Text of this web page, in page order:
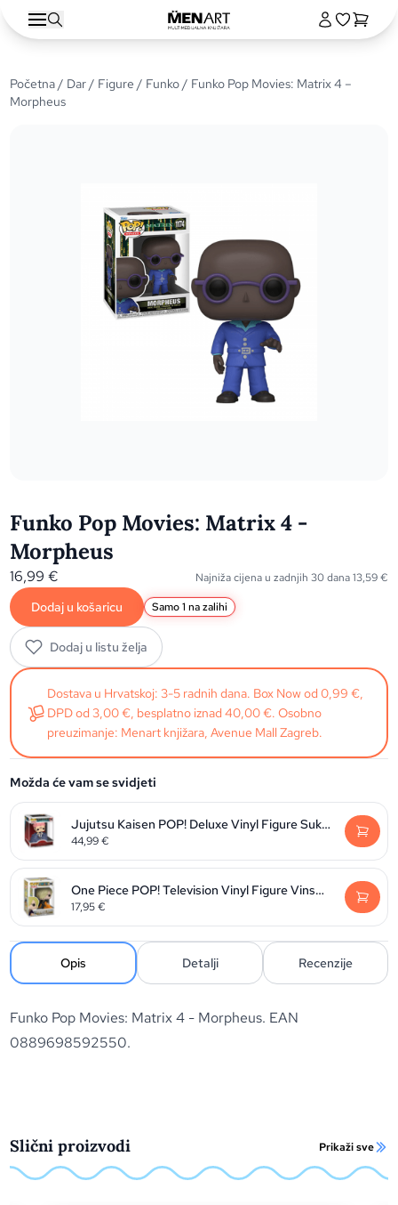
Početna/ Dar/ Figure / Funko/ Funko Pop Movies: Matrix 4 –
Morpheus
Funko Pop Movies: Matrix 4 -
Morpheus
16,99€ Najniža cijena u zadnjih 30 dana13,59€
Dodaj u košaricu Samo 1 na zalihi
Dodaj u listu želja
Dostava u Hrvatskoj: 3-5 radnih dana. Box Now od 0,99 €,
DPD od 3,00 €, besplatno iznad 40,00 €. Osobno
preuzimanje: Menart knjižara, Avenue Mall Zagreb.
Možda će vam se svidjeti
Jujutsu Kaisen POP! Deluxe Vinyl Figure Sukuna 9 cm
44,99€
One Piece POP! Television Vinyl Figure Vinsmoke Sanji 9 cm
17,95€
Opis Detalji Recenzije
Funko Pop Movies: Matrix 4 - Morpheus. EAN
0889698592550.
Slični proizvodi Prikaži sve